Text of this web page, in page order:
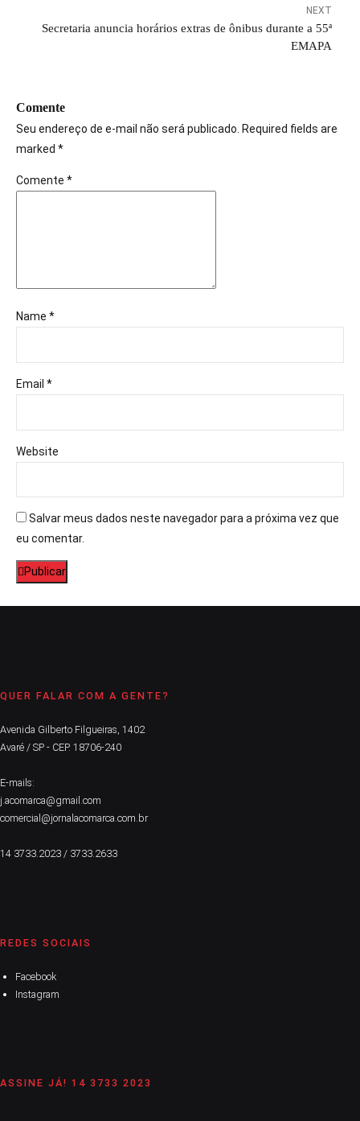
NEXT
Secretaria anuncia horários extras de ônibus durante a 55ª
EMAPA
Comente
Seu endereço de e-mail não será publicado. Required fields are
marked *
Comente *
Name *
Email *
Website
Salvar meus dados neste navegador para a próxima vez que
eu comentar.
Publicar
QUER FALAR COM A GENTE?
Avenida Gilberto Filgueiras, 1402
Avaré / SP - CEP. 18706-240
E-mails:
j.acomarca@gmail.com
comercial@jornalacomarca.com.br
14 3733.2023 / 3733.2633
REDES SOCIAIS
Facebook
Instagram
ASSINE JÁ! 14 3733 2023